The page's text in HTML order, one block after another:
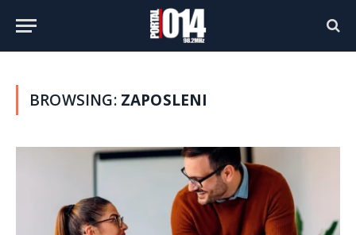
BROWSING: ZAPOSLENI